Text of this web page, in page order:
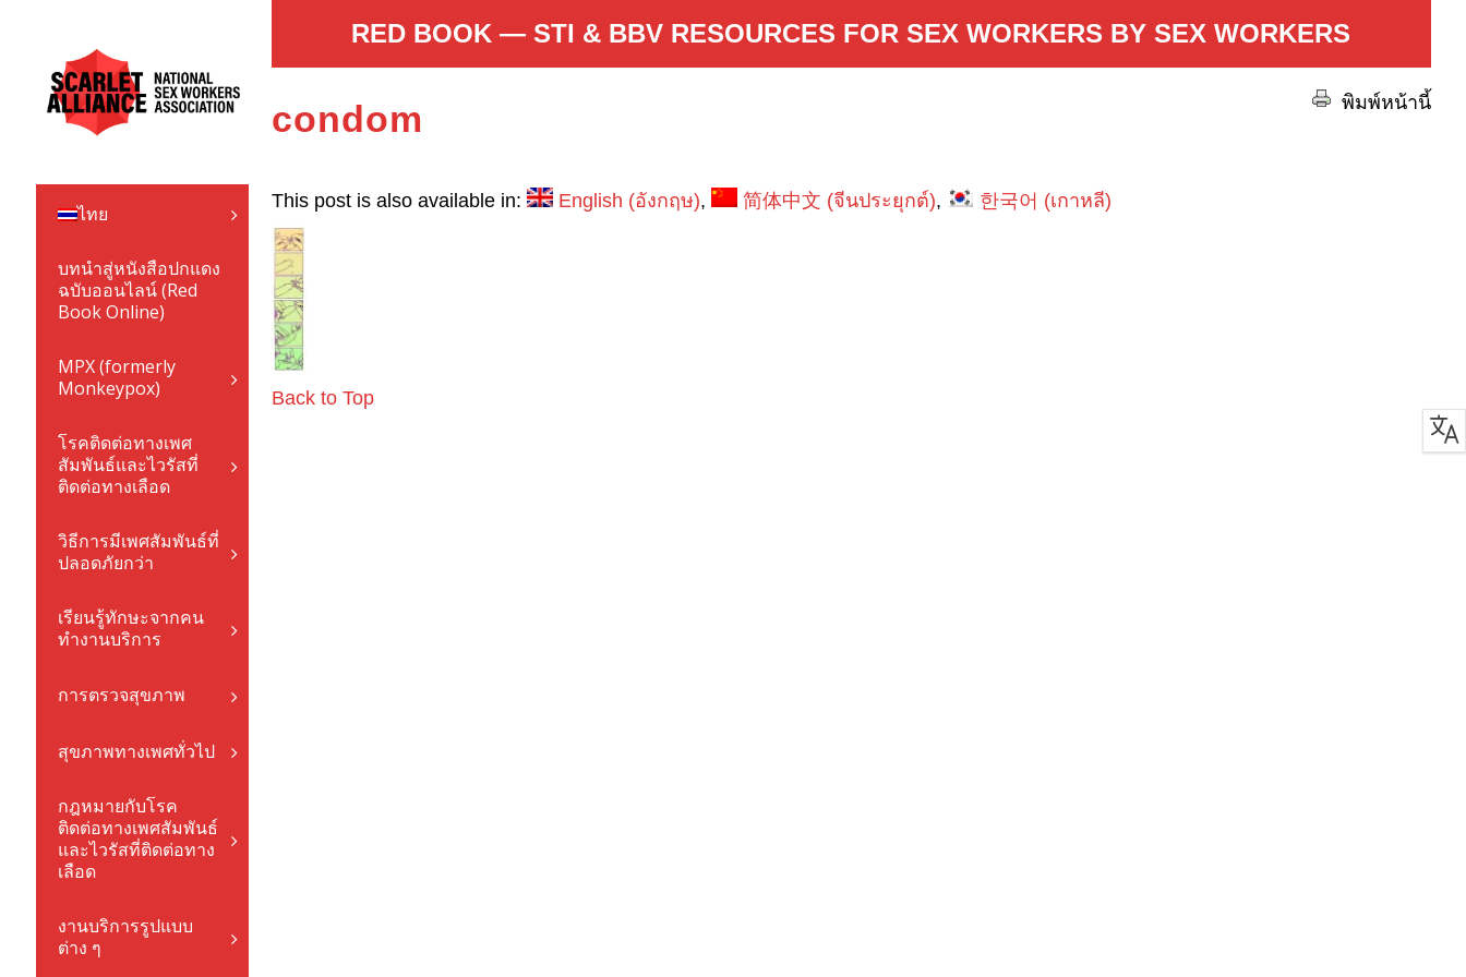
ไทย
บทนำสู่หนังสือปกแดง
ฉบับออนไลน์ (Red
Book Online)
MPX (formerly
Monkeypox)
โรคติดต่อทางเพศ
สัมพันธ์และไวรัสที่
ติดต่อทางเลือด
วิธีการมีเพศสัมพันธ์ที่
ปลอดภัยกว่า
เรียนรู้ทักษะจากคน
ทำงานบริการ
การตรวจสุขภาพ
สุขภาพทางเพศทั่วไป
กฎหมายกับโรค
ติดต่อทางเพศสัมพันธ์
และไวรัสที่ติดต่อทาง
เลือด
งานบริการรูปแบบ
ต่าง ๆ
RED BOOK — STI & BBV RESOURCES FOR SEX WORKERS BY SEX WORKERS
พิมพ์หน้านี้
condom
This post is also available in: English (อังกฤษ) 简体中文 (จีนประยุกต์) 한국어 (เกาหลี)
Back to Top